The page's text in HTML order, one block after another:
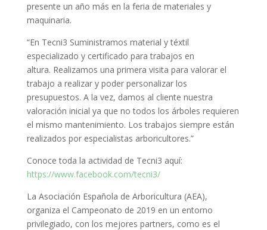
presente un año más en la feria de materiales y
maquinaria.
“En Tecni3 Suministramos material y téxtil
especializado y certificado para trabajos en
altura. Realizamos una primera visita para valorar el
trabajo a realizar y poder personalizar los
presupuestos. A la vez, damos al cliente nuestra
valoración inicial ya que no todos los árboles requieren
el mismo mantenimiento. Los trabajos siempre están
realizados por especialistas arboricultores.”
Conoce toda la actividad de Tecni3 aquí:
https://www.facebook.com/tecni3/
La Asociación Española de Arboricultura (AEA),
organiza el Campeonato de 2019 en un entorno
privilegiado, con los mejores partners, como es el